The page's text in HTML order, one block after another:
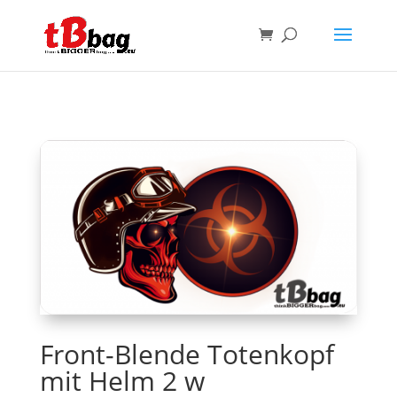
Front-Blende Totenkopf
mit Helm 2 w